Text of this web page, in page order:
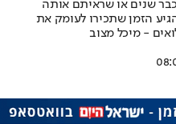
שנים או שראיתם אותה
רק בריאלטי של "קשת 12" - הגיע הזמן שתכירו לעומק את
- מיכל מצוב